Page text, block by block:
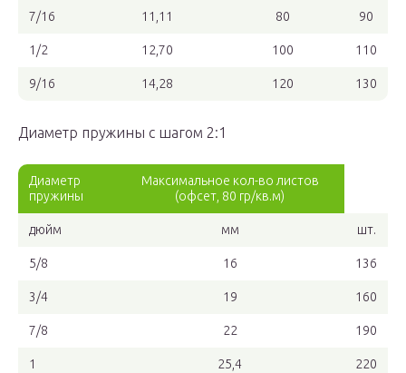
7/16 11,11 80 90
1/2 12,70 100 110
9/16 14,28 120 130
Диаметр пружины с шагом 2:1
Диаметр
пружины
Максимальное кол-во листов
(офсет, 80 гр/кв.м)
дюйм мм шт.
5/8 16 136
3/4 19 160
7/8 22 190
1 25,4 220